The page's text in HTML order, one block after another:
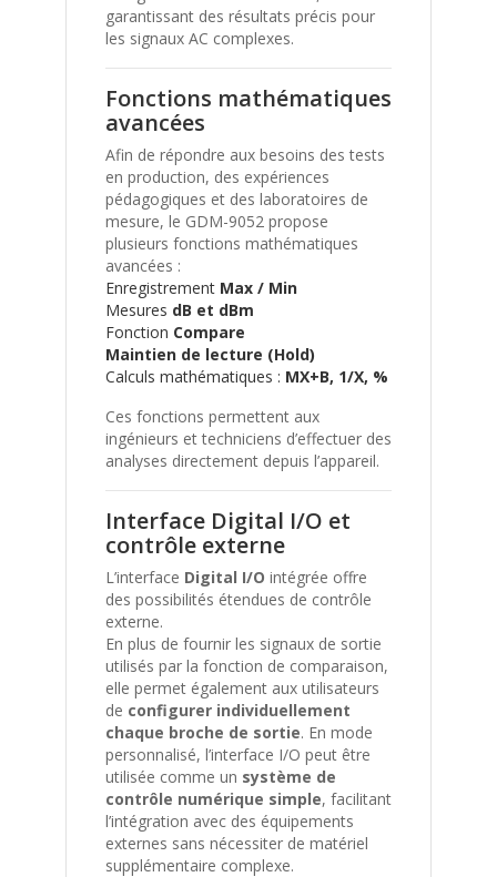
garantissant des résultats précis pour
les signaux AC complexes.
Fonctions mathématiques
avancées
Afin de répondre aux besoins des tests
en production, des expériences
pédagogiques et des laboratoires de
mesure, le GDM-9052 propose
plusieurs fonctions mathématiques
avancées :
Enregistrement Max / Min
Mesures dB et dBm
Fonction Compare
Maintien de lecture (Hold)
Calculs mathématiques : MX+B, 1/X, %
Ces fonctions permettent aux
ingénieurs et techniciens d’effectuer des
analyses directement depuis l’appareil.
Interface Digital I/O et
contrôle externe
L’interface Digital I/O intégrée offre
des possibilités étendues de contrôle
externe.
En plus de fournir les signaux de sortie
utilisés par la fonction de comparaison,
elle permet également aux utilisateurs
de configurer individuellement
chaque broche de sortie. En mode
personnalisé, l’interface I/O peut être
utilisée comme un système de
contrôle numérique simple, facilitant
l’intégration avec des équipements
externes sans nécessiter de matériel
supplémentaire complexe.